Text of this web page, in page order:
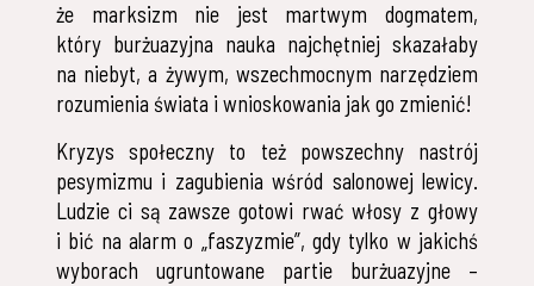
że marksizm nie jest martwym dogmatem,
który burżuazyjna nauka najchętniej skazałaby
na niebyt, a żywym, wszechmocnym narzędziem
rozumienia świata i wnioskowania jak go zmienić!
Kryzys społeczny to też powszechny nastrój
pesymizmu i zagubienia wśród salonowej lewicy.
Ludzie ci są zawsze gotowi rwać włosy z głowy
i bić na alarm o „faszyzmie”, gdy tylko w jakichś
wyborach ugruntowane partie burżuazyjne –